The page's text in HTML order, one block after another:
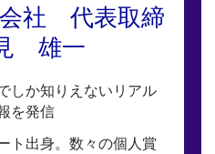
社 代表取締
雄一
しか知りえないリアル
を発信
ト出身。数々の個人賞